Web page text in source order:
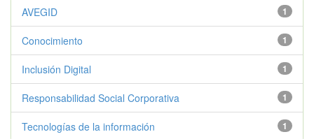
1
AVEGID
1
Conocimiento
1
Inclusión Digital
1
Responsabilidad Social Corporativa
1
Tecnologías de la información